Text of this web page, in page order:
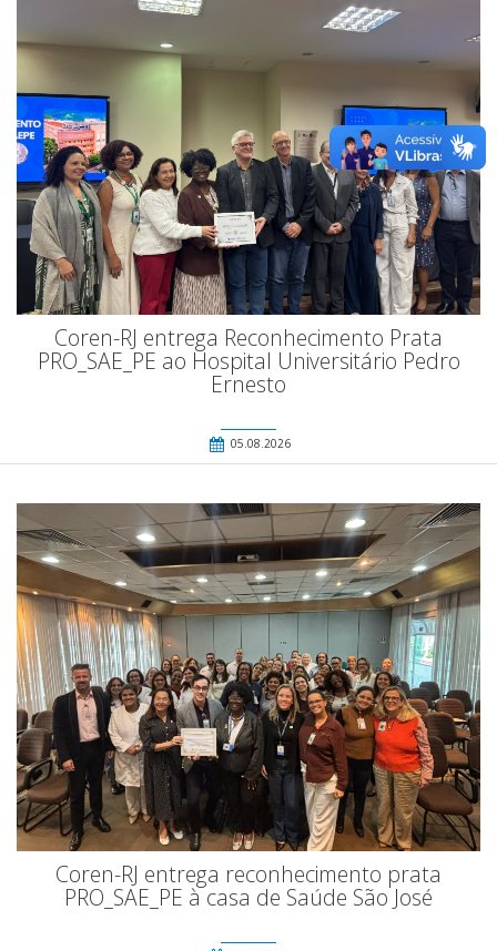
Coren-RJ entrega Reconhecimento Prata
PRO_SAE_PE ao Hospital Universitário Pedro
Ernesto
05.08.2026
Coren-RJ entrega reconhecimento prata
PRO_SAE_PE à casa de Saúde São José